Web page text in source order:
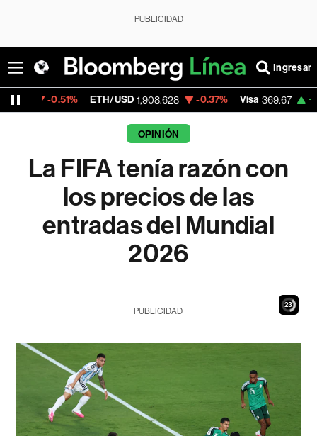
PUBLICIDAD
Ingresar
ETH/USD 1,908.628 -0.37% Visa 369.67 +0.31%
OPINIÓN
La FIFA tenía razón con
los precios de las
entradas del Mundial
2026
21
PUBLICIDAD